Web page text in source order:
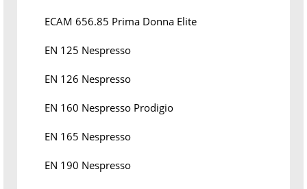
ECAM 656.85 Prima Donna Elite
EN 125 Nespresso
EN 126 Nespresso
EN 160 Nespresso Prodigio
EN 165 Nespresso
EN 190 Nespresso